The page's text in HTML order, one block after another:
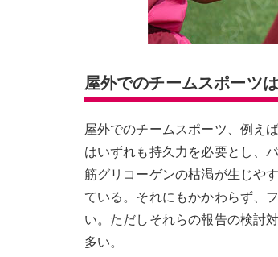
屋外でのチームスポーツ
屋外でのチームスポーツ、例え
はいずれも持久力を必要とし、
筋グリコーゲンの枯渇が生じや
ている。それにもかかわらず、
い。ただしそれらの報告の検討
多い。